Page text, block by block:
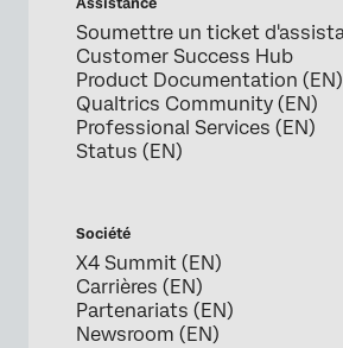
Assistance
Soumettre un ticket
Customer Success Hub
Product Documentation (EN)
Qualtrics Community (EN)
Professional Services (EN)
Status (EN)
Société
X4 Summit (EN)
Carrières (EN)
Partenariats (EN)
Newsroom (EN)